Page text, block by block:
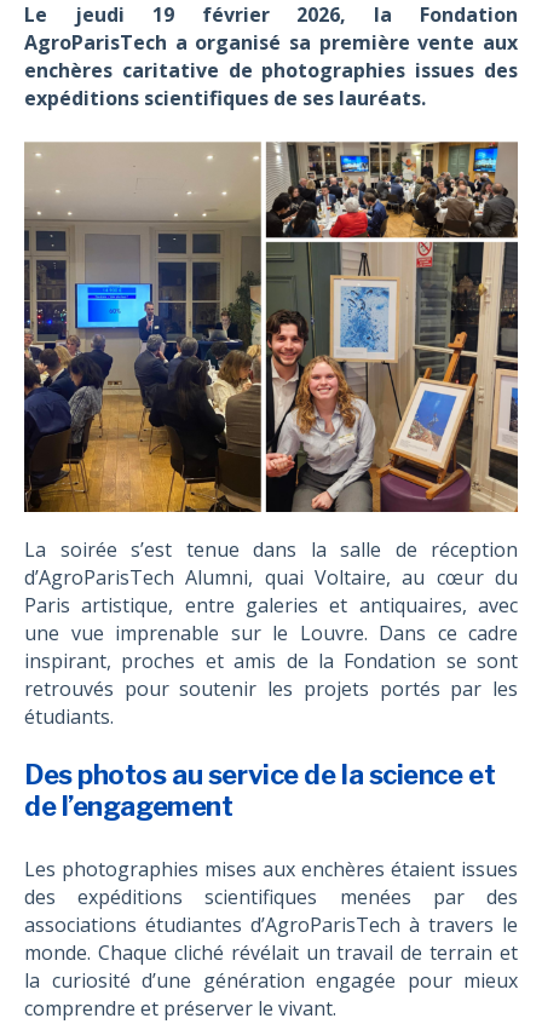
Le jeudi 19 février 2026, la Fondation
AgroParisTech a organisé sa première vente aux
enchères caritative de photographies issues des
expéditions scientifiques de ses lauréats.
La soirée s’est tenue dans la salle de réception
d’AgroParisTech Alumni, quai Voltaire, au cœur du
Paris artistique, entre galeries et antiquaires, avec
une vue imprenable sur le Louvre. Dans ce cadre
inspirant, proches et amis de la Fondation se sont
retrouvés pour soutenir les projets portés par les
étudiants.
Des photos au service de la science et
de l’engagement
Les photographies mises aux enchères étaient issues
des expéditions scientifiques menées par des
associations étudiantes d’AgroParisTech à travers le
monde. Chaque cliché révélait un travail de terrain et
la curiosité d’une génération engagée pour mieux
comprendre et préserver le vivant.